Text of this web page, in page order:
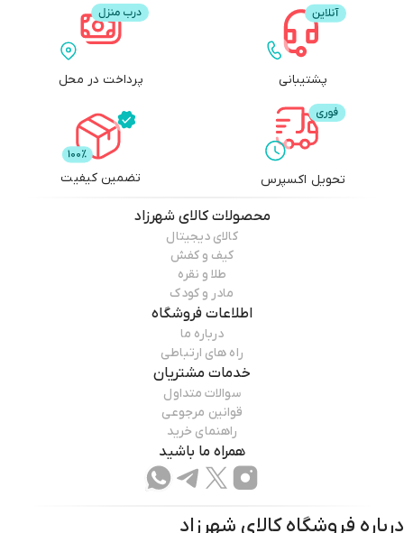
پشتیبانی پرداخت در محل
تحویل اکسپرس تضمین کیفیت
محصولاتکالای شهرزاد
کالای دیجیتال
کیف و کفش
طلا و نقره
مادر و کودک
اطلاعات فروشگاه
درباره ما
راه های ارتباطی
خدمات مشتریان
سوالات متداول
قوانین مرجوعی
راهنمای خرید
همراه ما باشید
درباره فروشگاهکالای شهرزاد